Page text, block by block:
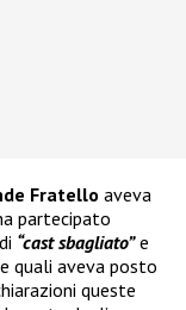
Fratello aveva
partecipato
“cast sbagliato”e
quali aveva posto
queste